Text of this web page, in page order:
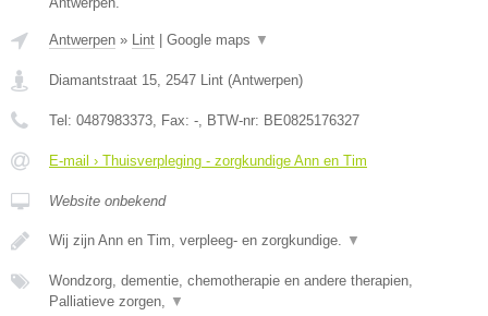
Antwerpen » Lint Google maps ▼
Diamantstraat 15 2547 Lint (Antwerpen)
Tel: 0487983373 , Fax: - , BTW-nr: BE0825176327
E-mail › Thuisverpleging - zorgkundige Ann en Tim
Website onbekend
Wij zijn Ann en Tim, verpleeg- en zorgkundige. ▼
Wondzorg, dementie, chemotherapie en andere therapien,
Palliatieve zorgen,
▼